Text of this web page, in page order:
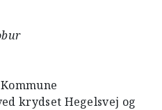
krydset Hegelsvej og